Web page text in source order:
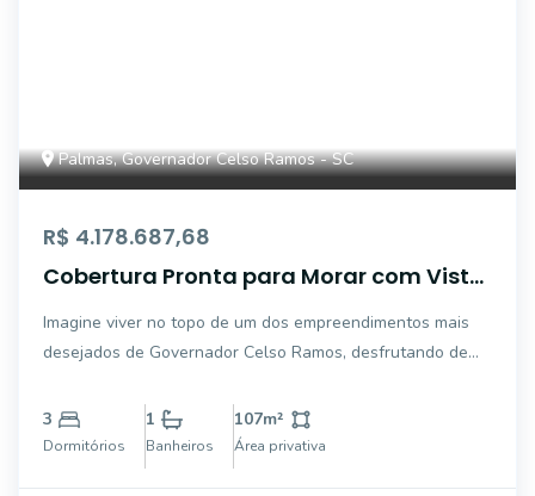
Palmas, Governador Celso Ramos - SC
R$ 4.178.687,68
Cobertura Pronta para Morar com Vista
Exclusividade, Sofisticação e Alto
Potencial de Valorização
Imagine viver no topo de um dos empreendimentos mais
desejados de Governador Celso Ramos, desfrutando de
vida que a Praia de Palmas oferece. Esta magnífica
cobertura no Ocean Home Club reúne exclu
3
Dormitórios
1
Banheiros
107m²
Área privativa